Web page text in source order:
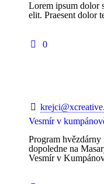
Lorem ipsum dolor
elit. Praesent dolor
0
Vesmír v
Program
dopoledne na
Vesmír v